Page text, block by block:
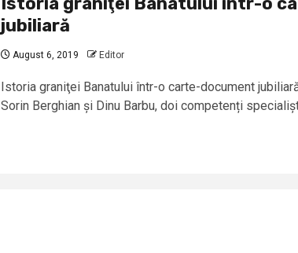
jubiliară
August 6, 2019 Editor
Istoria graniţei Banatului într-o carte-document
Sorin Berghian și Dinu Barbu, doi competenți